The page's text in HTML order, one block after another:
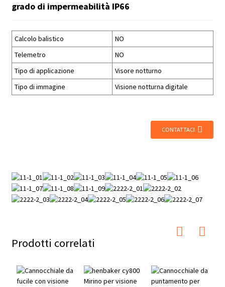
grado di impermeabilità IP66
Calcolo balistico
NO
Telemetro
NO
Tipo di applicazione
Visore notturno
Tipo di immagine
Visione notturna digitale
CONTATTACI
Prodotti correlati